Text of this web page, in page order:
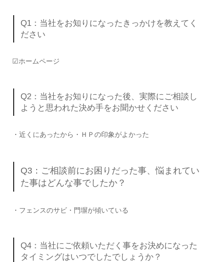
Q1：当社をお知りになったきっかけを教えてく
ださい
☑ホームページ
Q2：当社をお知りになった後、実際にご相談し
ようと思われた決め手をお聞かせください
・近くにあったから・ＨＰの印象がよかった
Q3：ご相談前にお困りだった事、悩まれてい
た事はどんな事でしたか？
・フェンスのサビ・門塀が傾いている
Q4：当社にご依頼いただく事をお決めになった
タイミングはいつでしたでしょうか？